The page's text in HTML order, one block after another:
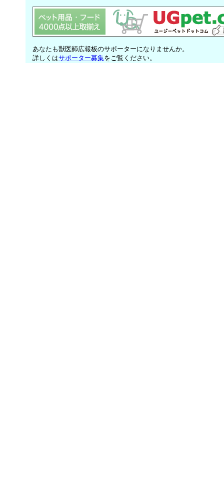
あなたも獣医師広報板のサポーターになりませんか。
詳しくはサポーター募集をご覧ください。